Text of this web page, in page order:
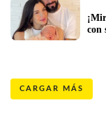
CARGAR MÁS